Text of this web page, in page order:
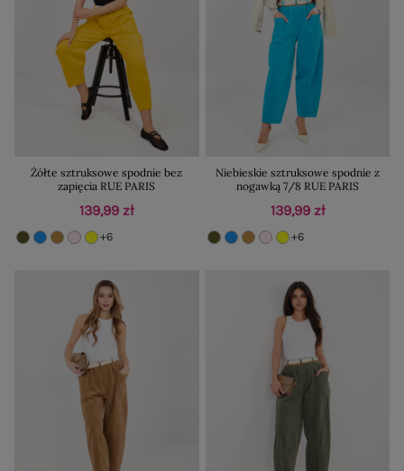
Żółte sztruksowe spodnie bez
zapięcia RUE PARIS
139,99 zł
+6
Niebieskie sztruksowe spodnie z
nogawką 7/8 RUE PARIS
139,99 zł
+6